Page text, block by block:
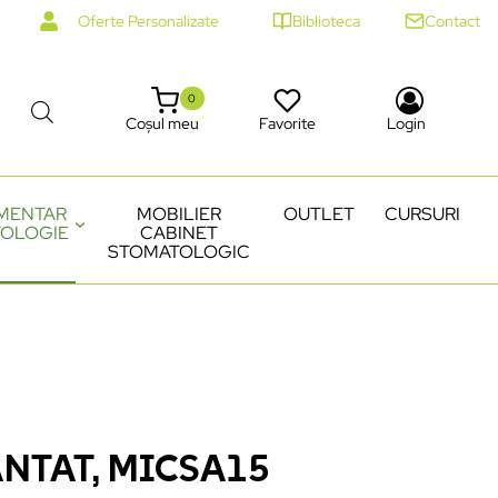
Oferte Personalizate Biblioteca Contact
Coșul meu
0
Favorite Login
MOBILIER
CABINET
STOMATOLOGIC
OUTLET CURSURI
MICSA15